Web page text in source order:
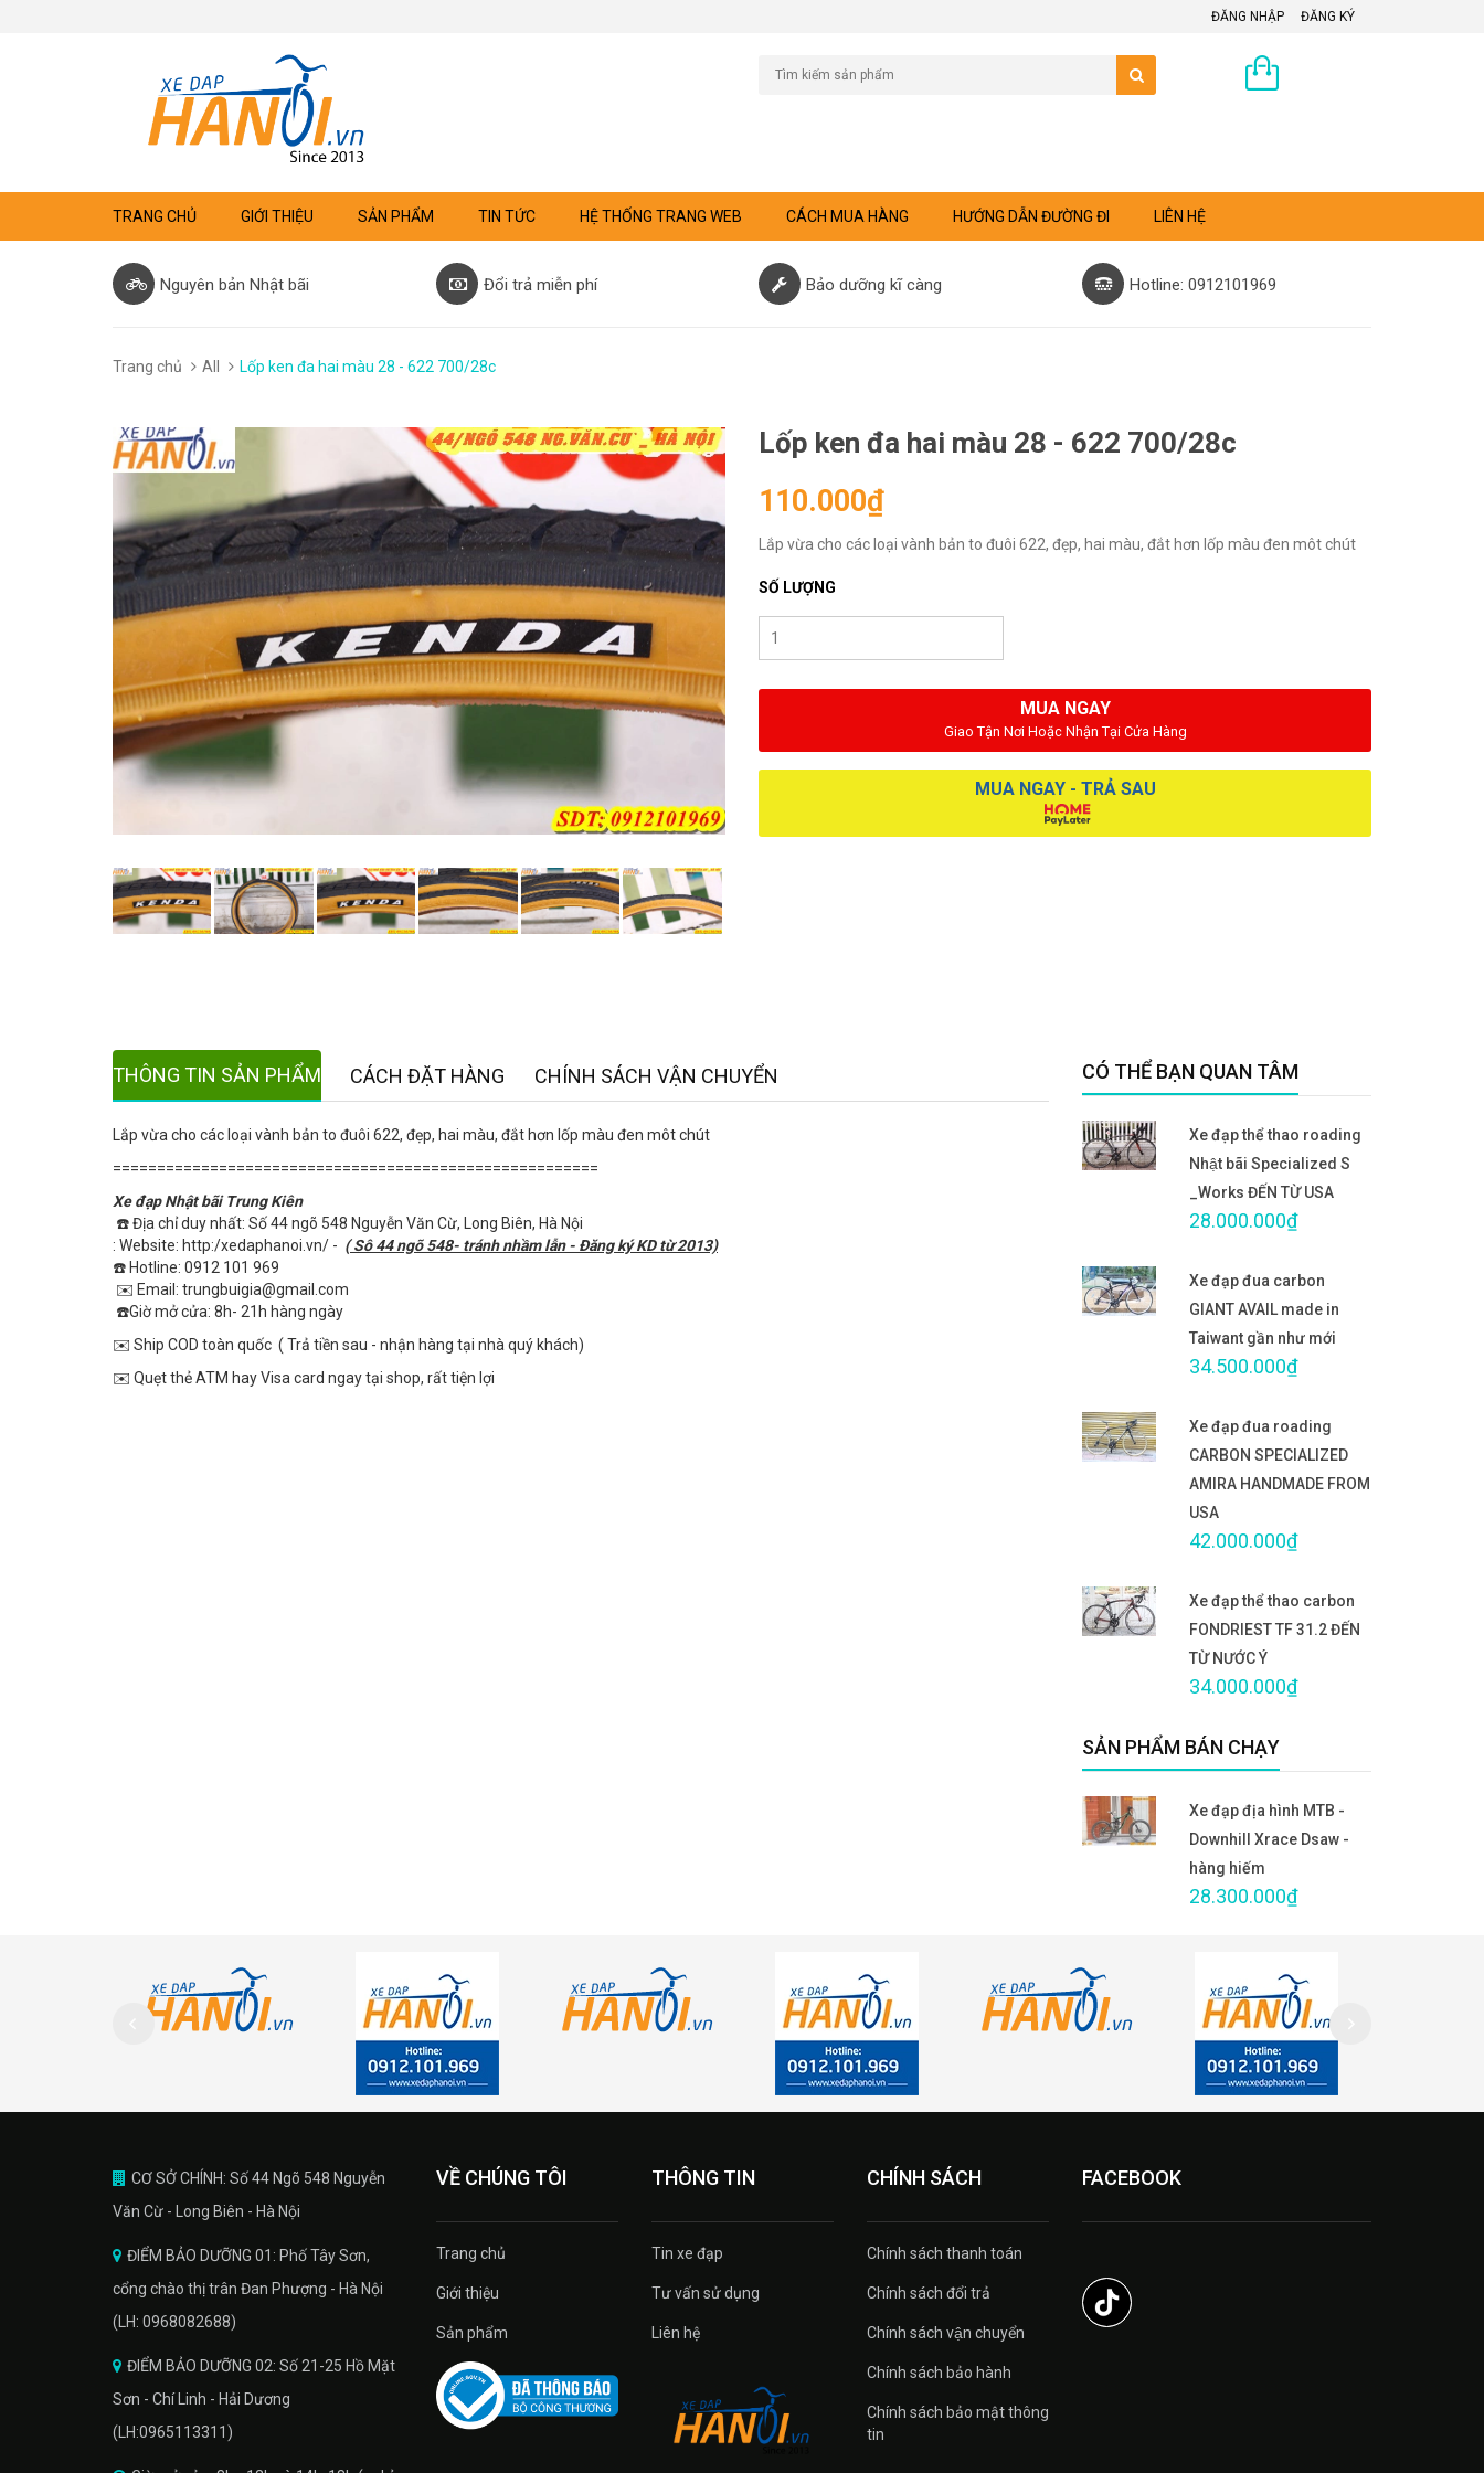
ĐĂNG NHẬP ĐĂNG KÝ
TRANG CHỦ GIỚI THIỆU SẢN PHẨM TIN TỨC HỆ THỐNG TRANG WEB CÁCH MUA HÀNG HƯỚNG DẪN ĐƯỜNG ĐI LIÊN HỆ
Nguyên bản Nhật bãi Đổi trả miễn phí Bảo dưỡng kĩ càng Hotline: 0912101969
Trang chủ All Lốp ken đa hai màu 28 - 622 700/28c
Lốp ken đa hai màu 28 - 622 700/28c
110.000₫
Lắp vừa cho các loại vành bản to đuôi 622, đẹp, hai màu, đắt hơn lốp màu đen môt chút
SỐ LƯỢNG
MUA NGAY
Giao Tận Nơi Hoặc Nhận Tại Cửa Hàng
MUA NGAY - TRẢ SAU
THÔNG TIN SẢN PHẨM CÁCH ĐẶT HÀNG CHÍNH SÁCH VẬN CHUYỂN
Lắp vừa cho các loại vành bản to đuôi 622, đẹp, hai màu, đắt hơn lốp màu đen môt chút
=======================================================
Xe đạp Nhật bãi Trung Kiên
☎️ Địa chỉ duy nhất: Số 44 ngõ 548 Nguyễn Văn Cừ, Long Biên, Hà Nội
: Website: http:/xedaphanoi.vn/ - ( Sô 44 ngõ 548- tránh nhầm lẫn - Đăng ký KD từ 2013)
☎️ Hotline: 0912 101 969
✉️ Email: trungbuigia@gmail.com
☎️Giờ mở cửa: 8h- 21h hàng ngày
✉️ Ship COD toàn quốc ( Trả tiền sau - nhận hàng tại nhà quý khách)
✉️ Quẹt thẻ ATM hay Visa card ngay tại shop, rất tiện lợi
CÓ THỂ BẠN QUAN TÂM
Xe đạp thể thao roading
Nhật bãi Specialized S
_Works ĐẾN TỪ USA
28.000.000₫
Xe đạp đua carbon
GIANT AVAIL made in
Taiwant gần như mới
34.500.000₫
Xe đạp đua roading
CARBON SPECIALIZED
AMIRA HANDMADE FROM
USA
42.000.000₫
Xe đạp thể thao carbon
FONDRIEST TF 31.2 ĐẾN
TỪ NƯỚC Ý
34.000.000₫
SẢN PHẨM BÁN CHẠY
Xe đạp địa hình MTB -
Downhill Xrace Dsaw -
hàng hiếm
28.300.000₫
CƠ SỞ CHÍNH: Số 44 Ngõ 548 Nguyễn
Văn Cừ - Long Biên - Hà Nội
ĐIỂM BẢO DƯỠNG 01: Phố Tây Sơn,
cổng chào thị trân Đan Phượng - Hà Nội
(LH: 0968082688)
ĐIỂM BẢO DƯỠNG 02: Số 21-25 Hồ Mặt
Sơn - Chí Linh - Hải Dương
(LH:0965113311)
VỀ CHÚNG TÔI
Trang chủ
Giới thiệu
Sản phẩm
THÔNG TIN
Tin xe đạp
Tư vấn sử dụng
Liên hệ
CHÍNH SÁCH
Chính sách thanh toán
Chính sách đổi trả
Chính sách vận chuyển
Chính sách bảo hành
Chính sách bảo mật thông
tin
FACEBOOK